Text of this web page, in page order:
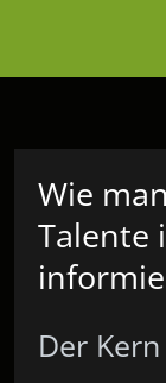
Wie
Talente
Der